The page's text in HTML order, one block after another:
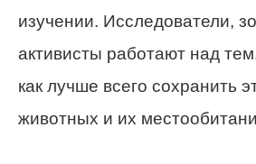
изучении. Исследователи,
активисты работают над
как лучше всего сохранить
животных и их